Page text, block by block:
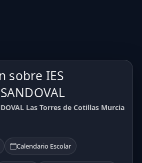
sobre IES
Las Torres de Cotillas Murcia
Calendario Escolar